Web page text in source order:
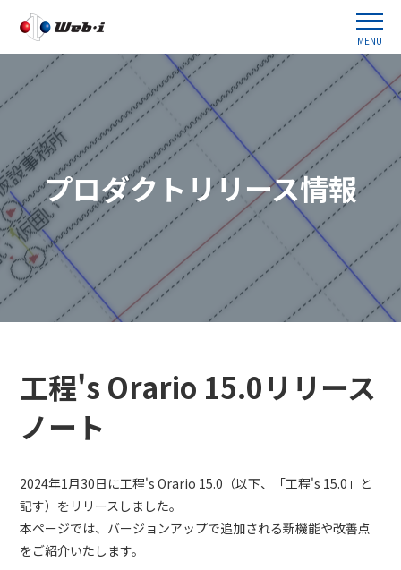
MENU
プロダクトリリース情報
工程's Orario 15.0リリース
ノート
2024年1月30日に工程's Orario 15.0（以下、「工程's 15.0」と
記す）をリリースしました。
本ページでは、バージョンアップで追加される新機能や改善点
をご紹介いたします。